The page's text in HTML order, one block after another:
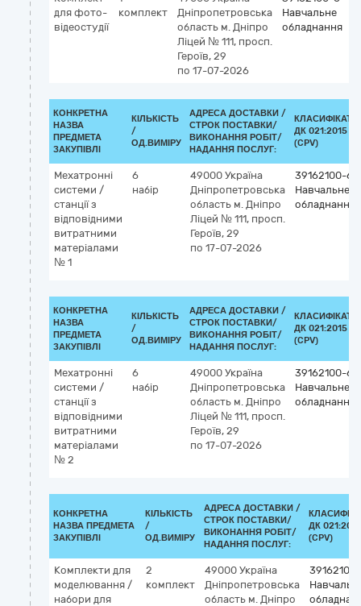
для фото-
відеостудії
комплект
Дніпропетровська
область м. Дніпро
Ліцей № 111, просп.
Героїв, 29
по 17-07-2026
Навчальне
обладнання
КОНКРЕТНА
НАЗВА
ПРЕДМЕТА
ЗАКУПІВЛІ
КІЛЬКІСТЬ
/
ОД.ВИМІРУ
АДРЕСА ДОСТАВКИ /
СТРОК ПОСТАВКИ/
ВИКОНАННЯ РОБІТ/
НАДАННЯ ПОСЛУГ:
ДК 021:2015
(CPV)
Мехатронні
системи /
станції з
відповідними
витратними
матеріалами
№ 1
6
набір
49000 Україна
Дніпропетровська
область м. Дніпро
Ліцей № 111, просп.
Героїв, 29
по 17-07-2026
39162100-6
Навчальне
обладнання
КОНКРЕТНА
НАЗВА
ПРЕДМЕТА
ЗАКУПІВЛІ
КІЛЬКІСТЬ
/
ОД.ВИМІРУ
АДРЕСА ДОСТАВКИ /
СТРОК ПОСТАВКИ/
ВИКОНАННЯ РОБІТ/
НАДАННЯ ПОСЛУГ:
ДК 021:2015
(CPV)
Мехатронні
системи /
станції з
відповідними
витратними
матеріалами
№ 2
6
набір
49000 Україна
Дніпропетровська
область м. Дніпро
Ліцей № 111, просп.
Героїв, 29
по 17-07-2026
39162100-6
Навчальне
обладнання
КОНКРЕТНА
НАЗВА ПРЕДМЕТА
ЗАКУПІВЛІ
КІЛЬКІСТЬ
/
ОД.ВИМІРУ
АДРЕСА ДОСТАВКИ /
СТРОК ПОСТАВКИ/
ВИКОНАННЯ РОБІТ/
НАДАННЯ ПОСЛУГ:
ДК 021:2015
(CPV)
Комплекти для
моделювання /
набори для
2
комплект
49000 Україна
Дніпропетровська
область м. Дніпро